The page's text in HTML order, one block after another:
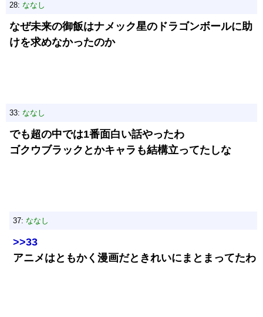
28: ななし
なぜ未来の御飯はナメック星のドラゴンボールに助
けを求めなかったのか
33: ななし
でも超の中では1番面白い話やったわ
ゴクウブラックとかキャラも結構立ってたしな
37: ななし
>>33
アニメはともかく漫画だときれいにまとまってたわ